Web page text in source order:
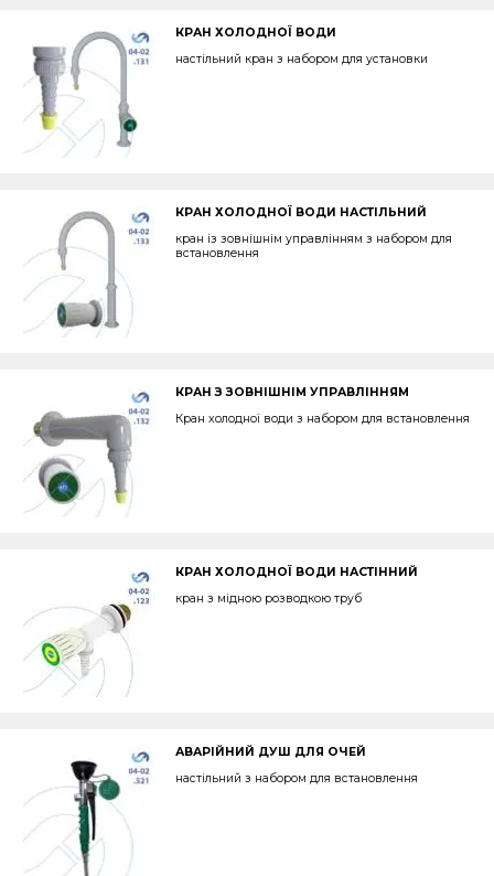
КРАН ХОЛОДНОЇ ВОДИ
настільний кран з набором для установки
КРАН ХОЛОДНОЇ ВОДИ НАСТІЛЬНИЙ
кран із зовнішнім управлінням з набором для
встановлення
КРАН З ЗОВНІШНІМ УПРАВЛІННЯМ
Кран холодної води з набором для встановлення
КРАН ХОЛОДНОЇ ВОДИ НАСТІННИЙ
кран з мідною розводкою труб
АВАРІЙНИЙ ДУШ ДЛЯ ОЧЕЙ
настільний з набором для встановлення